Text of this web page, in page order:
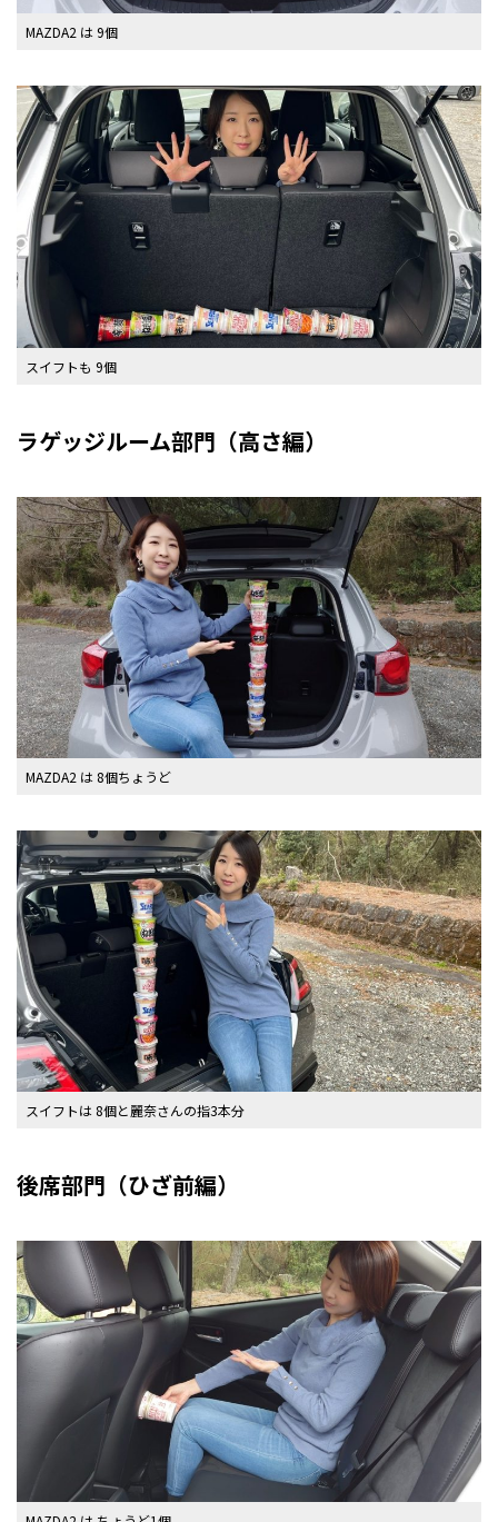
MAZDA2 は 9個
スイフトも 9個
ラゲッジルーム部門（高さ編）
MAZDA2 は 8個ちょうど
スイフトは 8個と麗奈さんの指3本分
後席部門（ひざ前編）